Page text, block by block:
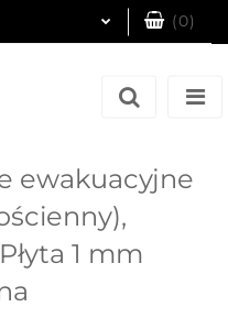
(0)
ewakuacyjne
1 mm